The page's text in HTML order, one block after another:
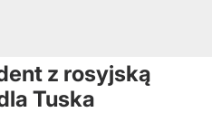
z rosyjską
Tuska